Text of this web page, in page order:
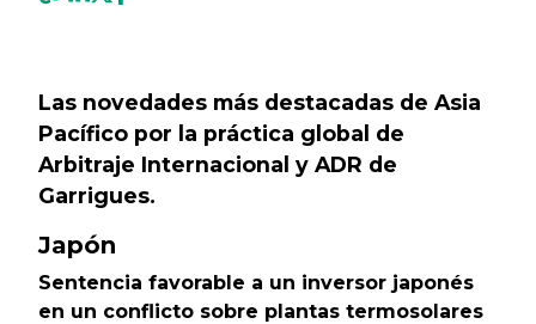
Las novedades más destacadas de Asia
Pacífico por la práctica global de
Arbitraje Internacional y ADR de
Garrigues.
Japón
Sentencia favorable a un inversor japonés
en un conflicto sobre plantas termosolares